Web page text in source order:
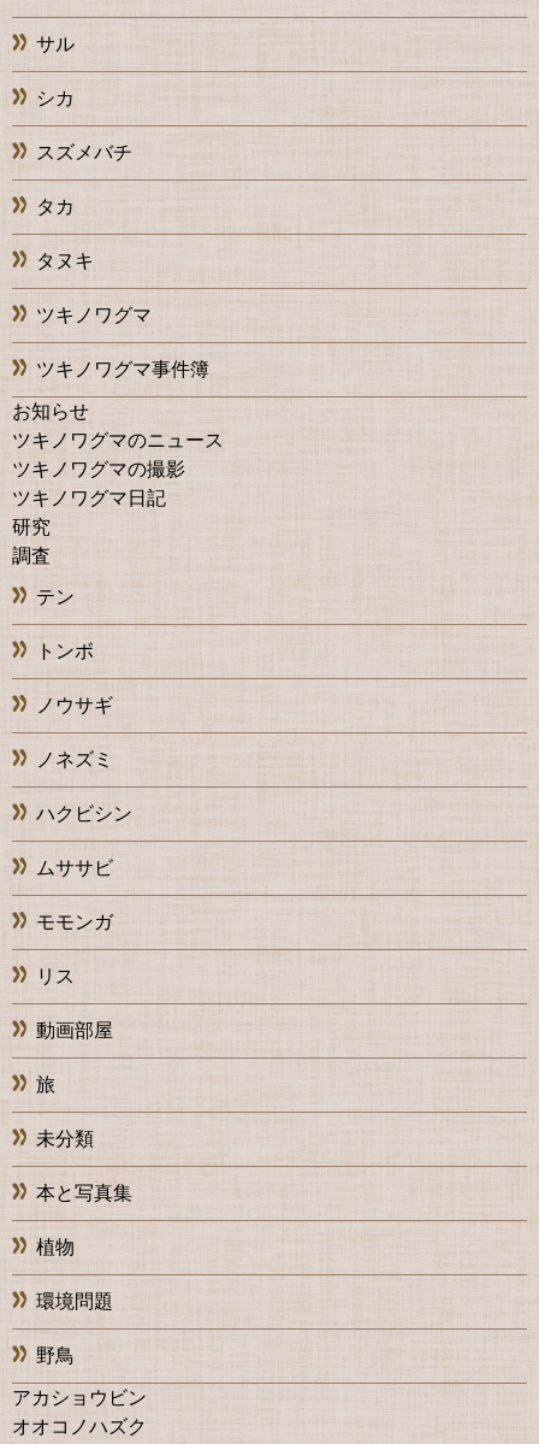
サル
シカ
スズメバチ
タカ
タヌキ
ツキノワグマ
ツキノワグマ事件簿
お知らせ
ツキノワグマのニュース
ツキノワグマの撮影
ツキノワグマ日記
研究
調査
テン
トンボ
ノウサギ
ノネズミ
ハクビシン
ムササビ
モモンガ
リス
動画部屋
旅
未分類
本と写真集
植物
環境問題
野鳥
アカショウビン
オオコノハズク